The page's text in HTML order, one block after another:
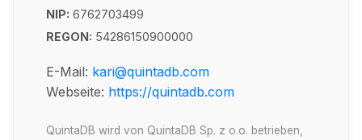
NIP: 6762703499
REGON: 54286150900000
E-Mail: kari@quintadb.com
Webseite: https://quintadb.com
QuintaDB wird von QuintaDB Sp. z o.o. betrieben,